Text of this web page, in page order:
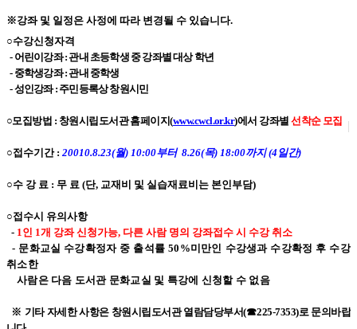
※강좌 및 일정은 사정에 따라 변경될 수 있습니다.
○수강신청자격
- 어린이강좌 : 관내 초등학생 중 강좌별 대상 학년
- 중학생강좌 : 관내 중학생
- 성인강좌 : 주민등록상 창원시민
○모집방법 : 창원시립도서관 홈페이지(www.cwcl.or.kr)에서 강좌별선착순 모집
○접수기간 : 20010.8.23(월) 10:00부터 8.26(목) 18:00까지 (4일간)
○수 강 료 : 무 료 (단, 교재비 및 실습재료비는 본인부담)
○접수시 유의사항
- 1인 1개 강좌 신청가능, 다른 사람 명의 강좌접수 시 수강 취소
- 문화교실 수강확정자 중 출석률 50%미만인 수강생과 수강확정 후 수강
취소한
사람은 다음 도서관 문화교실 및 특강에 신청할 수 없음
※ 기타 자세한 사항은 창원시립도서관 열람담당부서(☎225-7353)로 문의바랍